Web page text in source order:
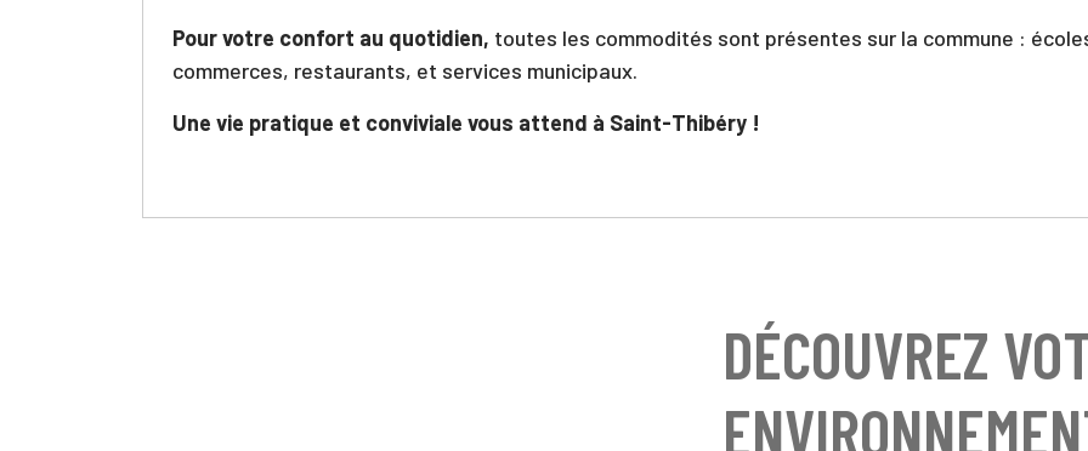
Pour votre confort au quotidien, toutes les commodités sont présentes sur la commune :
commerces, restaurants, et services municipaux.
Une vie pratique et conviviale vous attend à Saint-Thibéry !
DÉCOUVREZ